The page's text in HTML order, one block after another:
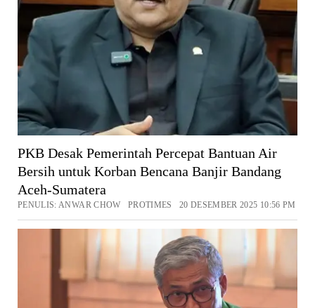
PKB Desak Pemerintah Percepat Bantuan Air
Bersih untuk Korban Bencana Banjir Bandang
Aceh-Sumatera
PENULIS: ANWAR CHOW PROTIMES 20 DESEMBER 2025 10:56 PM